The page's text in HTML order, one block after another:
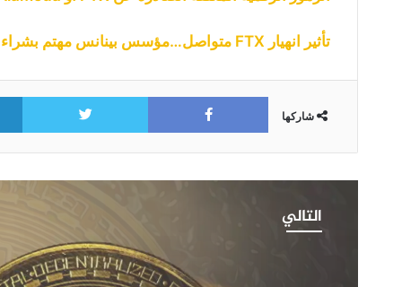
تأثير انهيار FTX متواصل…مؤسس بينانس مهتم بشراء دفتر قروض شركة Genesis
شاركها
Facebook
التاليالبيتكوين